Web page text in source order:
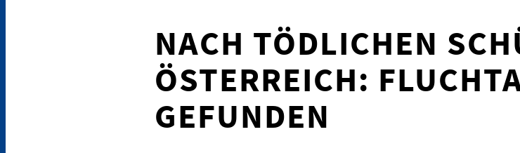
NACH TÖDLICHEN
ÖSTERREICH:
GEFUNDEN